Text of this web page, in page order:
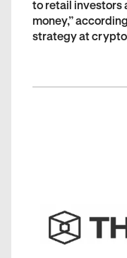
to retail investors
money,”
strategy at